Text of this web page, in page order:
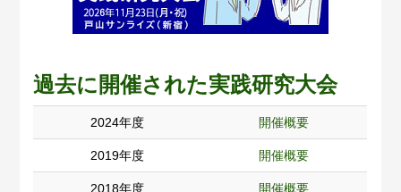
過去に開催された実践研究大会
2024年度 開催概要
2019年度 開催概要
2018年度 開催概要